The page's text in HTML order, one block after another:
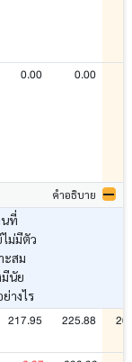
0.00 0.00
คำอธิบาย
นที่
ม่มีตัว
ะสม
นัย
างไร
217.95 225.88